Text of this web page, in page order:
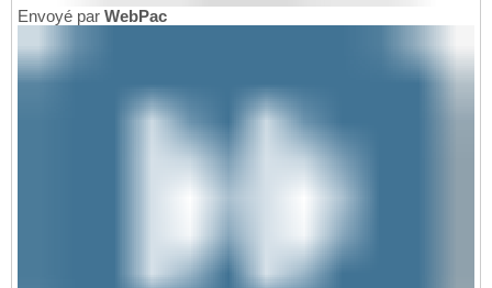
Envoyé par WebPac